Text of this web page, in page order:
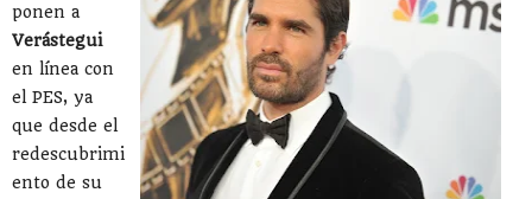
ponen a
Verástegui
en línea con
el PES, ya
que desde el
redescubrimi
ento de su